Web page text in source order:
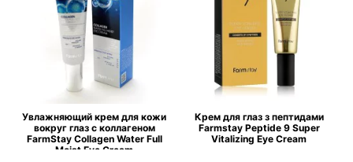
Увлажняющий крем для кожи
вокруг глаз с коллагеном
FarmStay Collagen Water Full
Moist Eye Cream
Крем для глаз з пептидами
Farmstay Peptide 9 Super
Vitalizing Eye Cream